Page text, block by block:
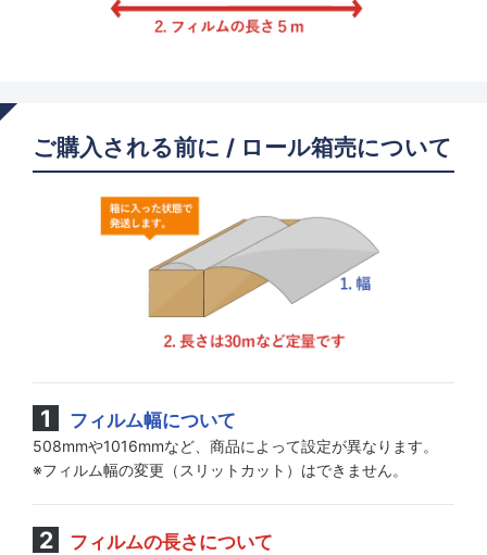
ご購入される前に / ロール箱売について
フィルム幅について
508mmや1016mmなど、商品によって設定が異なります。
※フィルム幅の変更（スリットカット）はできません。
フィルムの長さについて